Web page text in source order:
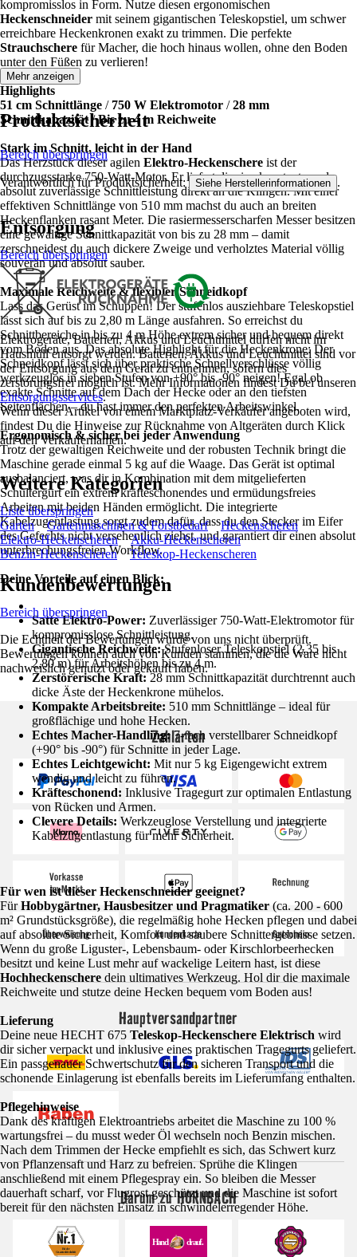
kompromisslos in Form. Nutze diesen ergonomischen
Heckenschneider mit seinem gigantischen Teleskopstiel, um schwer
erreichbare Heckenkronen exakt zu trimmen. Die perfekte
Strauchschere für Macher, die hoch hinaus wollen, ohne den Boden
unter den Füßen zu verlieren!
Highlights
51 cm Schnittlänge / 750 W Elektromotor /28 mm
Schnittkapazität /Bis zu 4 m Reichweite
Stark im Schnitt, leicht in der Hand
Das Herzstück dieser agilen Elektro-Heckenschere ist der
durchzugsstarke 750-Watt-Motor. Er liefert dir eine konstante und
absolut zuverlässige Schnittleistung direkt an die Klingen. Mit einer
effektiven Schnittlänge von 510 mm machst du auch an breiten
Heckenflanken rasant Meter. Die rasiermesserscharfen Messer besitzen
eine gewaltige Schnittkapazität von bis zu 28 mm – damit
zerschneidest du auch dickere Zweige und verholztes Material völlig
souverän und absolut sauber.
Maximale Reichweite & flexibler Schneidkopf
Lass das Gerüst im Schuppen! Der stufenlos ausziehbare Teleskopstiel
lässt sich auf bis zu 2,80 m Länge ausfahren. So erreichst du
Schnittbereiche in bis zu 4 m Höhe extrem sicher und bequem direkt
vom Boden aus. Das absolute Highlight für die Heckenkrone: Der
Schneidkopf lässt sich über praktische Schnellverschlüsse völlig
werkzeuglos in sieben Stufen von +90° bis -90° neigen! Egal ob
exakte Schnitte auf dem Dach der Hecke oder an den tiefsten
Seitenflächen – du hast immer den perfekten Arbeitswinkel.
Ergonomisch & sicher bei jeder Anwendung
Trotz der gewaltigen Reichweite und der robusten Technik bringt die
Maschine gerade einmal 5 kg auf die Waage. Das Gerät ist optimal
ausbalanciert, was dir in Kombination mit dem mitgelieferten
Schultergurt ein extrem kräfteschonendes und ermüdungsfreies
Arbeiten mit beiden Händen ermöglicht. Die integrierte
Kabelzugentlastung sorgt zudem dafür, dass du den Stecker im Eifer
des Gefechts nicht versehentlich ziehst, und garantiert dir einen absolut
unterbrechungsfreien Workflow.
Deine Vorteile auf einen Blick:
Satte Elektro-Power: Zuverlässiger 750-Watt-Elektromotor für
kompromisslose Schnittleistung.
Gigantische Reichweite:Stufenloser Teleskopstiel (2,35 bis
2,80 m) für Arbeitshöhen bis zu 4 m.
Zerstörerische Kraft: 28 mm Schnittkapazität durchtrennt auch
dicke Äste der Heckenkrone mühelos.
Kompakte Arbeitsbreite: 510 mm Schnittlänge – ideal für
großflächige und hohe Hecken.
Echtes Macher-Handling:7-fach verstellbarer Schneidkopf
(+90° bis -90°) für Schnitte in jeder Lage.
Echtes Leichtgewicht: Mit nur 5 kg Eigengewicht extrem
wendig und leicht zu führen.
Kräfteschonend: Inklusive Tragegurt zur optimalen Entlastung
von Rücken und Armen.
Clevere Details: Werkzeuglose Verstellung und integrierte
Kabelzugentlastung für mehr Sicherheit.
Für wen ist dieser Heckenschneider geeignet?
FürHobbygärtner, Hausbesitzer und Pragmatiker (ca. 200 - 600
m² Grundstücksgröße), die regelmäßig hohe Hecken pflegen und dabei
auf absolute Sicherheit, Komfort und saubere Schnittergebnisse setzen.
Wenn du große Liguster-, Lebensbaum- oder Kirschlorbeerhecken
besitzt und keine Lust mehr auf wackelige Leitern hast, ist diese
Hochheckenschere dein ultimatives Werkzeug. Hol dir die maximale
Reichweite und stutze deine Hecken bequem vom Boden aus!
Lieferung
Deine neue HECHT 675 Teleskop-Heckenschere Elektrisch wird
dir sicher verpackt und inklusive eines praktischen Tragegurts geliefert.
Ein passgenauer Schwertschutz für den sicheren Transport und die
schonende Einlagerung ist ebenfalls bereits im Lieferumfang enthalten.
Pflegehinweise
Dank des kräftigen Elektroantriebs arbeitet die Maschine zu 100 %
wartungsfrei – du musst weder Öl wechseln noch Benzin mischen.
Nach dem Trimmen der Hecke empfiehlt es sich, das Schwert kurz
von Pflanzensaft und Harz zu befreien. Sprühe die Klingen
anschließend mit einem Pflegespray ein. So bleiben die Messer
dauerhaft scharf, vor Flugrost geschützt und die Maschine ist sofort
bereit für den nächsten Einsatz in schwindelerregender Höhe.
Mehr anzeigen
Produktsicherheit
Bereich überspringen
Verantwortlich für Produktsicherheit: Siehe Herstellerinformationen .
Entsorgung
Bereich überspringen
Elektrogeräte, Batterien, Akkus und Leuchtmittel dürfen nicht im
Hausmüll entsorgt werden. Batterien, Akkus und Leuchtmittel sind vor
der Entsorgung aus dem Gerät zu entnehmen, sofern dies
zerstörungsfrei möglich ist. Mehr Informationen findest Du bei unseren
Entsorgungsservices.
Wenn dieser Artikel von einem Marktplatz-Verkäufer angeboten wird,
findest Du die Hinweise zur Rücknahme von Altgeräten durch Klick
auf den Verkäufernamen.
Weitere Kategorien
Liste überspringen
Garten
Gartenmaschinen & Forstbedarf
Heckenscheren
Elektro-Heckenscheren
Akku-Heckenscheren
Benzin-Heckenscheren
Teleskop-Heckenscheren
Kundenbewertungen
Bereich überspringen
Die Echtheit der Bewertungen wurde von uns nicht überprüft.
Bewertungen können auch von Kunden stammen, die die Ware nicht
nachweislich genutzt oder gekauft haben.
Zahlarten
Hauptversandpartner
Darum zu HORNBACH